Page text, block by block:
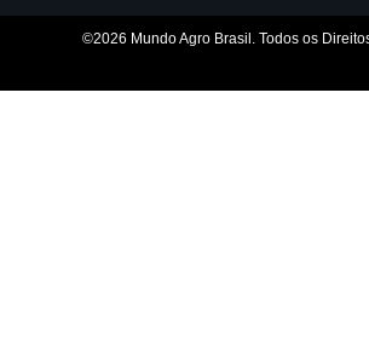
©2026 Mundo Agro Brasil. Todos os